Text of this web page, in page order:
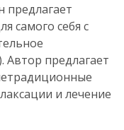
предлагает
самого себя с
предлагает
и лечение